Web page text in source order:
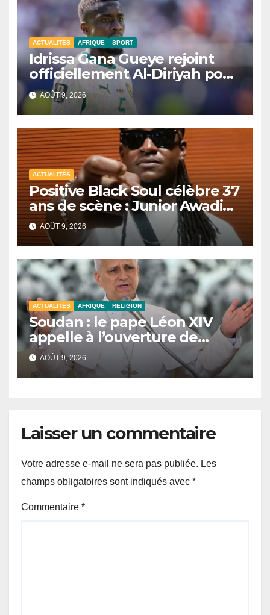
ACTUALITÉS AFRIQUE SPORT
Idrissa Gana Gueye rejoint
officiellement Al-Diriyah pour
une saison
AOÛT 9, 2026
ACTUALITÉS
Positive Black Soul célèbre 37
ans de scène : Junior Awadi
face à un héritage
générationnel
AOÛT 9, 2026
ACTUALITÉS AFRIQUE RELIGION
Soudan : le pape Léon XIV
appelle à l’ouverture de
couloirs humanitaires
AOÛT 9, 2026
Laisser un commentaire
Votre adresse e-mail ne sera pas publiée. Les
champs obligatoires sont indiqués avec *
Commentaire *